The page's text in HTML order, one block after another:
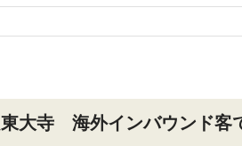
大寺 海外インバウンド客